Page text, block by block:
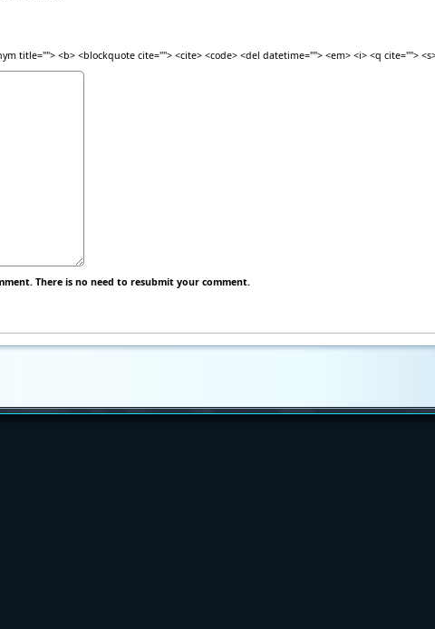
title=""> <b> <blockquote cite=""> <cite> <code> <del datetime=""> <em> <i> <q cite="">
There is no need to resubmit your comment.